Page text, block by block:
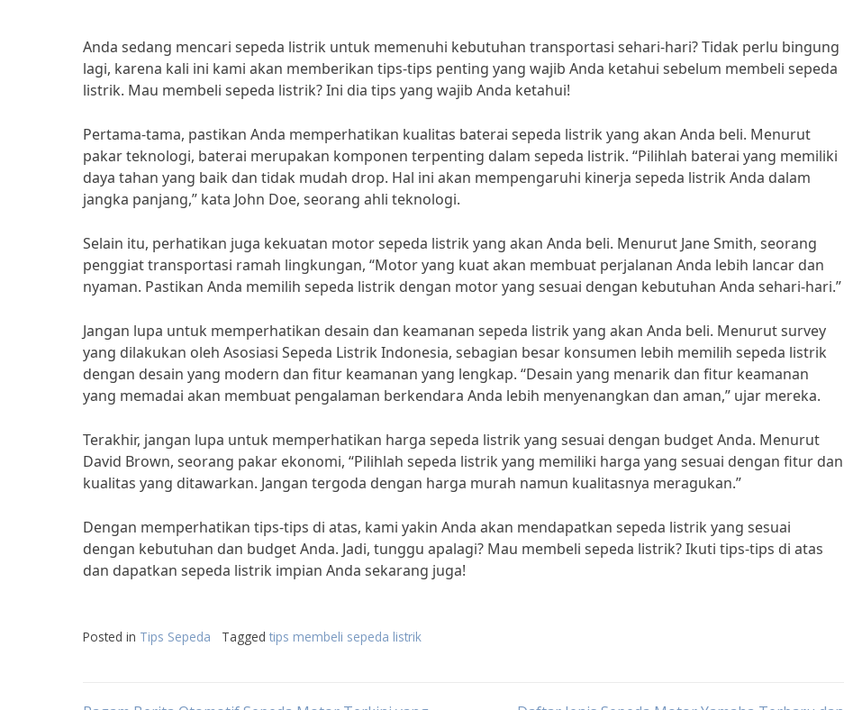
Anda sedang mencari sepeda listrik untuk memenuhi kebutuhan transportasi sehari-hari? Tidak perlu bingung
lagi, karena kali ini kami akan memberikan tips-tips penting yang wajib Anda ketahui sebelum membeli sepeda
listrik. Mau membeli sepeda listrik? Ini dia tips yang wajib Anda ketahui!
Pertama-tama, pastikan Anda memperhatikan kualitas baterai sepeda listrik yang akan Anda beli. Menurut
pakar teknologi, baterai merupakan komponen terpenting dalam sepeda listrik. “Pilihlah baterai yang memiliki
daya tahan yang baik dan tidak mudah drop. Hal ini akan mempengaruhi kinerja sepeda listrik Anda dalam
jangka panjang,” kata John Doe, seorang ahli teknologi.
Selain itu, perhatikan juga kekuatan motor sepeda listrik yang akan Anda beli. Menurut Jane Smith, seorang
penggiat transportasi ramah lingkungan, “Motor yang kuat akan membuat perjalanan Anda lebih lancar dan
nyaman. Pastikan Anda memilih sepeda listrik dengan motor yang sesuai dengan kebutuhan Anda sehari-hari.”
Jangan lupa untuk memperhatikan desain dan keamanan sepeda listrik yang akan Anda beli. Menurut survey
yang dilakukan oleh Asosiasi Sepeda Listrik Indonesia, sebagian besar konsumen lebih memilih sepeda listrik
dengan desain yang modern dan fitur keamanan yang lengkap. “Desain yang menarik dan fitur keamanan
yang memadai akan membuat pengalaman berkendara Anda lebih menyenangkan dan aman,” ujar mereka.
Terakhir, jangan lupa untuk memperhatikan harga sepeda listrik yang sesuai dengan budget Anda. Menurut
David Brown, seorang pakar ekonomi, “Pilihlah sepeda listrik yang memiliki harga yang sesuai dengan fitur dan
kualitas yang ditawarkan. Jangan tergoda dengan harga murah namun kualitasnya meragukan.”
Dengan memperhatikan tips-tips di atas, kami yakin Anda akan mendapatkan sepeda listrik yang sesuai
dengan kebutuhan dan budget Anda. Jadi, tunggu apalagi? Mau membeli sepeda listrik? Ikuti tips-tips di atas
dan dapatkan sepeda listrik impian Anda sekarang juga!
Posted in Tips Sepeda Tagged tips membeli sepeda listrik